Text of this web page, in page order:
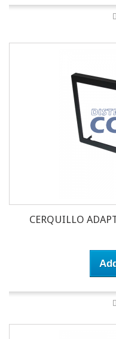
CERQUILLO